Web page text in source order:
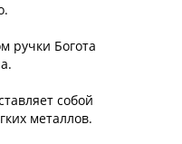
ручки Богота
собой
металлов.